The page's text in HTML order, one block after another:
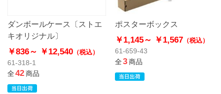
ダンボールケース〔ストエ
キオリジナル〕
￥836～ ￥12,540 （税込）
61-318-1
全42商品
ポスターボックス
￥1,145～ ￥1,567（税込）
61-659-43
全3商品